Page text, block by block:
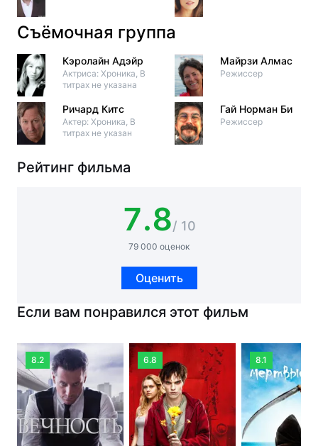
Съёмочная группа
Кэролайн Адэйр
Актриса: Хроника, В
титрах не указана
Ричард Китс
Актер: Хроника, В
титрах не указан
Майрзи Алмас
Режиссер
Гай Норман Би
Режиссер
Рейтинг фильма
7.8/ 10
79 000 оценок
Оценить
Если вам понравился этот фильм
8.2 6.8 8.1